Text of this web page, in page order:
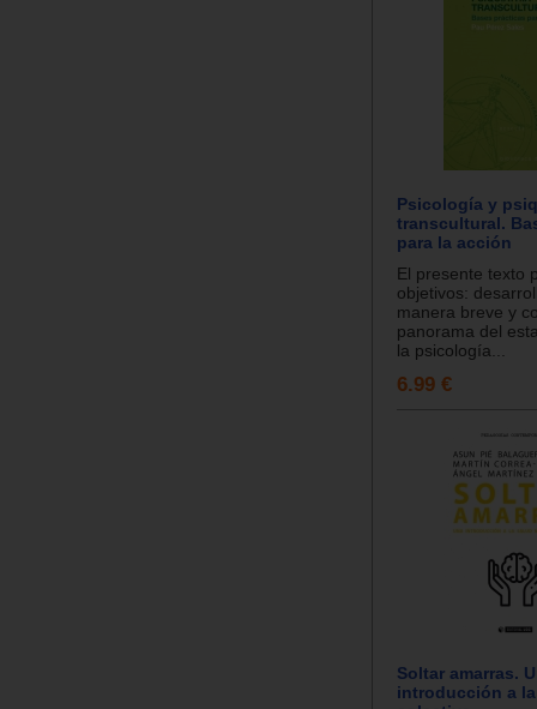
Psicología y
transcultural.
para la acción
El presente texto
objetivos:
manera breve y
panorama del
la psicología...
6.99 €
Soltar amarras.
introducción a